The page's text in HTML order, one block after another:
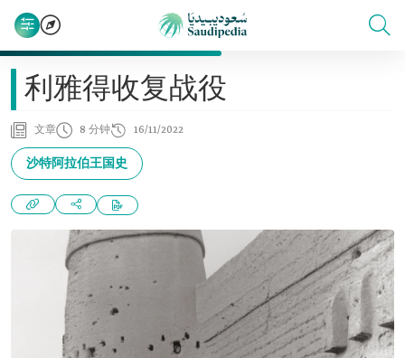
利雅得收复战役
文章 8 分钟 16/11/2022
沙特阿拉伯王国史